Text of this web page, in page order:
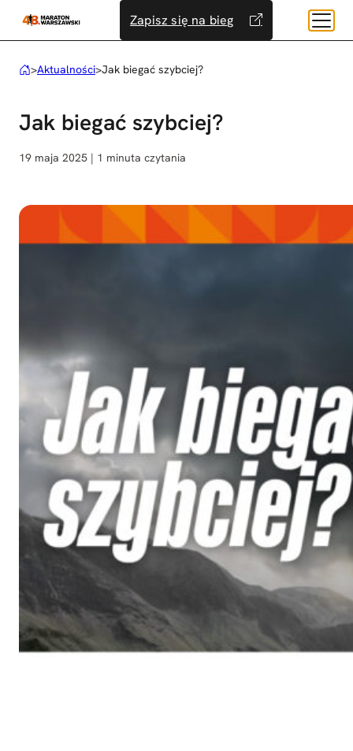
Zapisz się na bieg
>Aktualności>Jak biegać szybciej?
Jak biegać szybciej?
19 maja 2025 | 1 minuta czytania